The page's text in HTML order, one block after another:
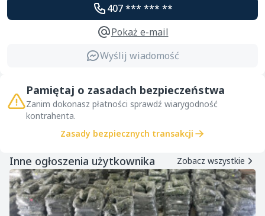
407 *** *** **
Pokaż e-mail
Wyślij wiadomość
Pamiętaj o zasadach bezpieczeństwa
Zanim dokonasz płatności sprawdź wiarygodność
kontrahenta.
Zasady bezpiecznych transakcji
Inne ogłoszenia użytkownika Zobacz wszystkie